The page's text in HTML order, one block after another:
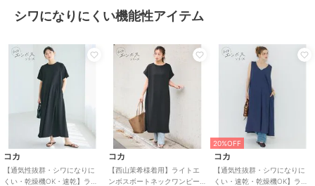
シワになりにくい機能性アイテム
コカ
【通気性抜群・シワになりに
くい・乾燥機OK・速乾】ライ
コカ
【西山茉希様着用】ライトエ
ンボスボートネックワンピー
20%OFF
コカ
【通気性抜群・シワになりに
くい・速乾・乾燥機OK】ライ